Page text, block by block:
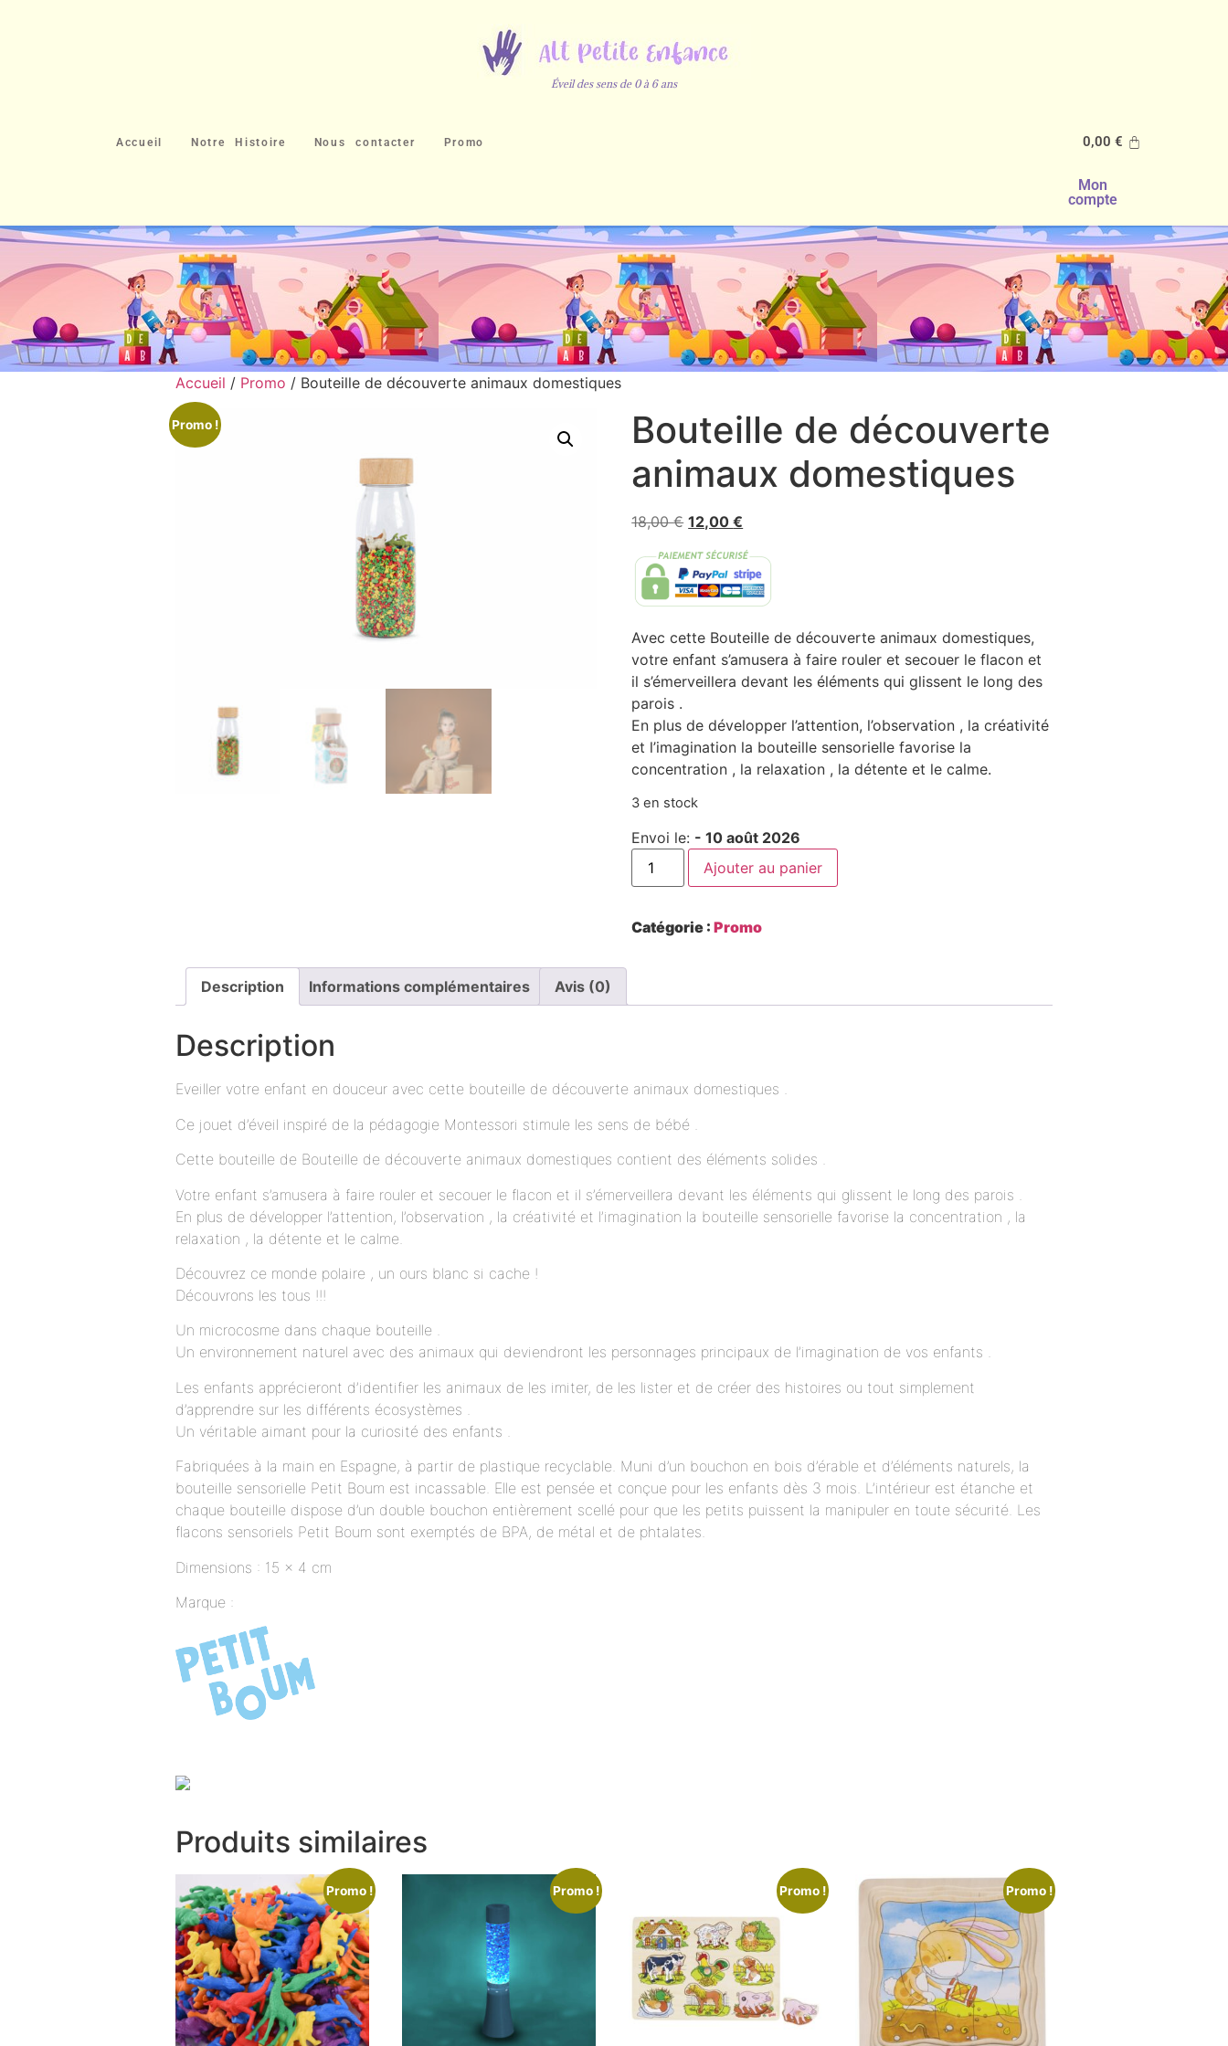
Éveil des sens de 0 à 6 ans
Accueil Notre Histoire Nous contacter Promo 0,00 €
Mon
compte
Accueil / Promo / Bouteille de découverte animaux domestiques
Promo !
Bouteille de découverte
animaux domestiques
18,00€ 12,00€
Avec cette Bouteille de découverte animaux domestiques,
votre enfant s’amusera à faire rouler et secouer le flacon et
il s’émerveillera devant les éléments qui glissent le long des
parois .
En plus de développer l’attention, l’observation , la créativité
et l’imagination la bouteille sensorielle favorise la
concentration , la relaxation , la détente et le calme.
3 en stock
Envoi le: - 10 août 2026
Ajouter au panier
Catégorie :Promo
Description Informations complémentaires Avis (0)
Description
Eveiller votre enfant en douceur avec cette bouteille de découverte animaux domestiques .
Ce jouet d’éveil inspiré de la pédagogie Montessori stimule les sens de bébé .
Cette bouteille de Bouteille de découverte animaux domestiques contient des éléments solides .
Votre enfant s’amusera à faire rouler et secouer le flacon et il s’émerveillera devant les éléments qui glissent le long des parois .
En plus de développer l’attention, l’observation , la créativité et l’imagination la bouteille sensorielle favorise la concentration , la
relaxation , la détente et le calme.
Découvrez ce monde polaire , un ours blanc si cache !
Découvrons les tous !!!
Un microcosme dans chaque bouteille .
Un environnement naturel avec des animaux qui deviendront les personnages principaux de l’imagination de vos enfants .
Les enfants apprécieront d’identifier les animaux de les imiter, de les lister et de créer des histoires ou tout simplement
d’apprendre sur les différents écosystèmes .
Un véritable aimant pour la curiosité des enfants .
Fabriquées à la main en Espagne, à partir de plastique recyclable. Muni d’un bouchon en bois d’érable et d’éléments naturels, la
bouteille sensorielle Petit Boum est incassable. Elle est pensée et conçue pour les enfants dès 3 mois. L’intérieur est étanche et
chaque bouteille dispose d’un double bouchon entièrement scellé pour que les petits puissent la manipuler en toute sécurité. Les
flacons sensoriels Petit Boum sont exemptés de BPA, de métal et de phtalates.
Dimensions : 15 x 4 cm
Marque :
Produits similaires
Promo ! Promo ! Promo ! Promo !